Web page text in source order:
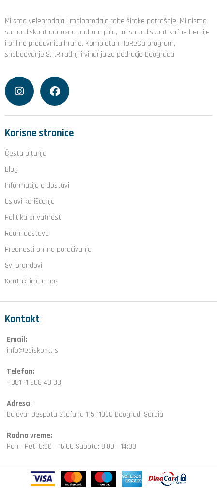
Mi smo veleprodaja i maloprodaja robe široke potrošnje. Mi nismo
samo diskont odnosno podrum pića, mi smo diskont kućne hemije
i online prodavnica hrane. Kompletan HoReCa program,
snabdevanje S.T.R radnji i vinarija za područje Beograda
Korisne stranice
Česta pitanja
Blog
Informacije o dostavi
Uslovi korišćenja
Politika privatnosti
Reoni dostave
Prednosti online poručivanja
Svi brendovi
Kontaktirajte nas
Kontakt
Email:
info@ediskont.rs
Telefon:
+381 11 208 40 33
Adresa:
Bulevar Despota Stefana 115 11000 Beograd, Serbia
Radno vreme:
Pon - Pet: 8:00 - 16:00 Subota: 8:00 - 14:00